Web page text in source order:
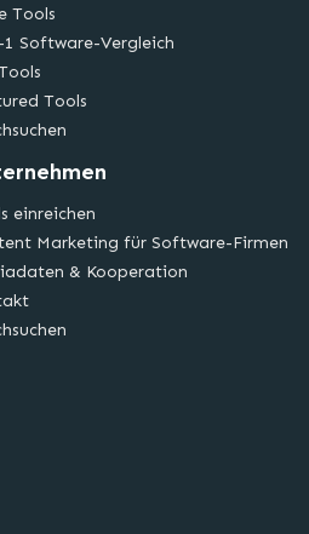
Tools
1 Software-Vergleich
Tools
einreichen
Marketing für Software-Firmen
& Kooperation